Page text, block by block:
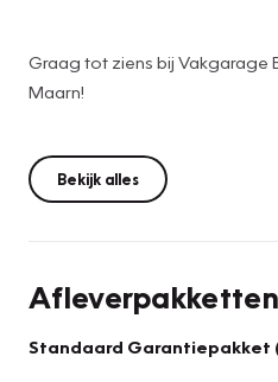
Graag tot ziens bij Vakgarage
Maarn!
Bekijk alles
Afleverpakketten
Standaard Garantiepakket